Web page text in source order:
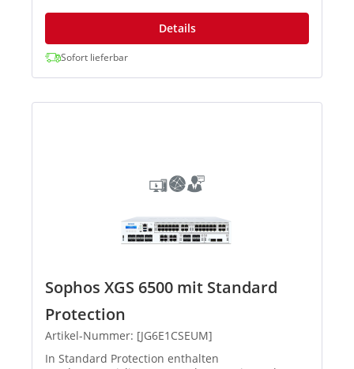
Details
Sofort lieferbar
Sophos XGS 6500 mit Standard
Protection
Artikel-Nummer: [JG6E1CSEUM]
In Standard Protection enthalten